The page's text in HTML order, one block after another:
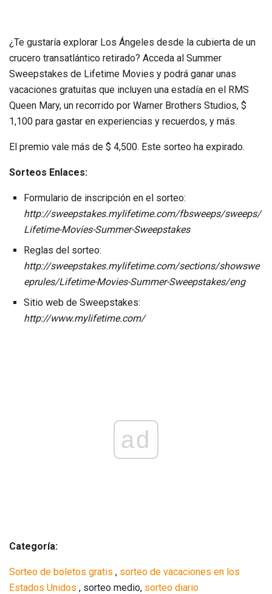
¿Te gustaría explorar Los Ángeles desde la cubierta de un
crucero transatlántico retirado? Acceda al Summer
Sweepstakes de Lifetime Movies y podrá ganar unas
vacaciones gratuitas que incluyen una estadía en el RMS
Queen Mary, un recorrido por Warner Brothers Studios, $
1,100 para gastar en experiencias y recuerdos, y más.
El premio vale más de $ 4,500. Este sorteo ha expirado.
Sorteos Enlaces:
Formulario de inscripción en el sorteo:
http://sweepstakes.mylifetime.com/fbsweeps/sweeps/
Lifetime-Movies-Summer-Sweepstakes
Reglas del sorteo:
http://sweepstakes.mylifetime.com/sections/showswe
eprules/Lifetime-Movies-Summer-Sweepstakes/eng
Sitio web de Sweepstakes:
http://www.mylifetime.com/
ad
Categoría:
Sorteo de boletos gratis , sorteo de vacaciones en los
Estados Unidos , sorteo medio, sorteo diario